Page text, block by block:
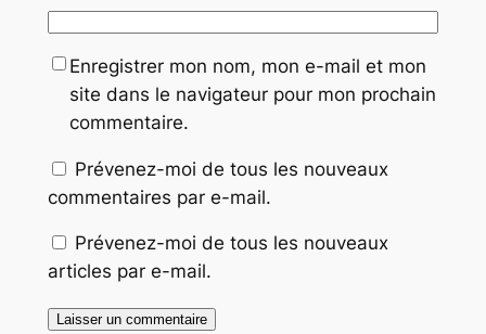
Enregistrer mon nom, mon e-mail et mon
site dans le navigateur pour mon prochain
commentaire.
Prévenez-moi de tous les nouveaux
commentaires par e-mail.
Prévenez-moi de tous les nouveaux
articles par e-mail.